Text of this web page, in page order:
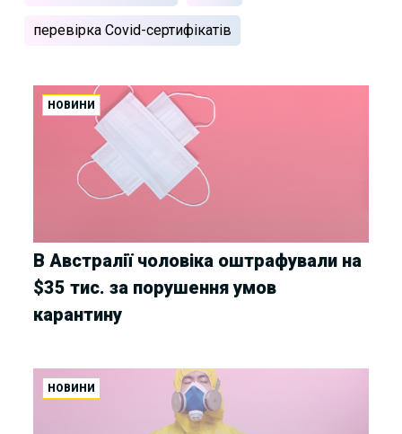
перевірка Covid-сертифікатів
НОВИНИ
В Австралії чоловіка оштрафували на
$35 тис. за порушення умов
карантину
НОВИНИ